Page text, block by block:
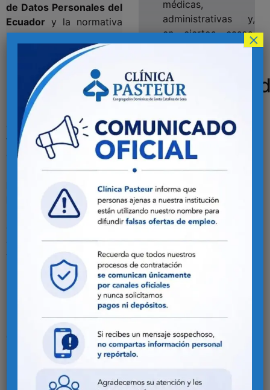
de Datos Personales del
Ecuador y la normativa
sanitaria aplicable.
Finalidad y
Alcance
La política tiene como
objetivo garantizar un
tratamiento adecuado,
confidencial y seguro de
los datos personales de
pacientes, trabajadores,
proveedores y terceros,
siendo de obligatorio
cumplimiento para todo
el personal, autoridades
y colaboradores de la
Tipos de
datos
tratados
Se incluyen datos:
Identificativos y de
médicas,
administrativas y,
en ciertos casos,
y seguridad
Se garantiza la
confidencialidad de la
datos sensibles de salud,
mediante políticas
internas, secreto
profesional, medidas
técnicas y
administrativas,
capacitaciones
periódicas y
evaluaciones de impacto
Derechos de
los titulares
×